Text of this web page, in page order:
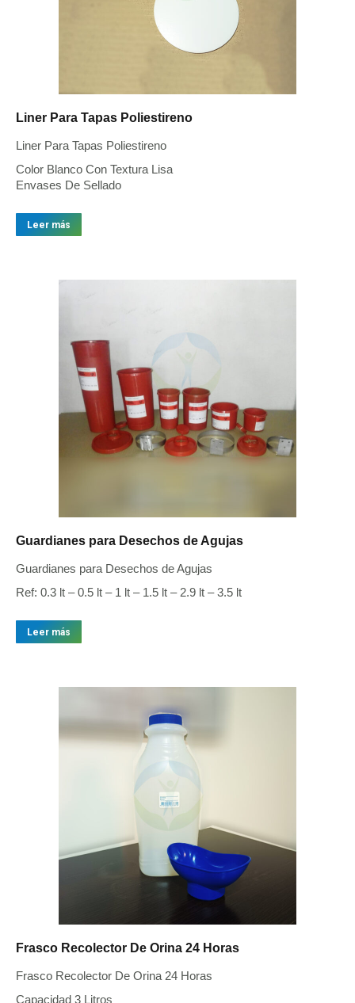
Liner Para Tapas Poliestireno
Liner Para Tapas Poliestireno
Color Blanco Con Textura Lisa
Envases De Sellado
Leer más
Guardianes para Desechos de Agujas
Guardianes para Desechos de Agujas
Ref: 0.3 lt – 0.5 lt – 1 lt – 1.5 lt – 2.9 lt – 3.5 lt
Leer más
Frasco Recolector De Orina 24 Horas
Frasco Recolector De Orina 24 Horas
Capacidad 3 Litros